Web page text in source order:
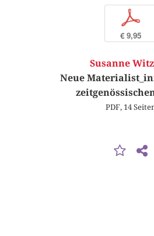
p
€ 9,95
Susanne
Neue
PDF, 14